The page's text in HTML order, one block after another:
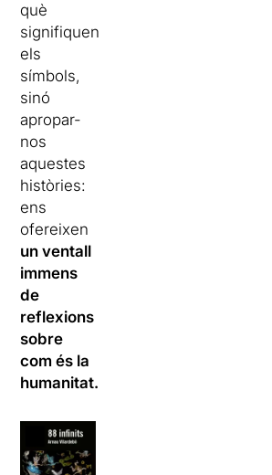
què
signifiquen
els
símbols,
sinó
apropar-
nos
aquestes
històries:
ens
ofereixen
un ventall
immens
de
reflexions
sobre
com és la
humanitat.